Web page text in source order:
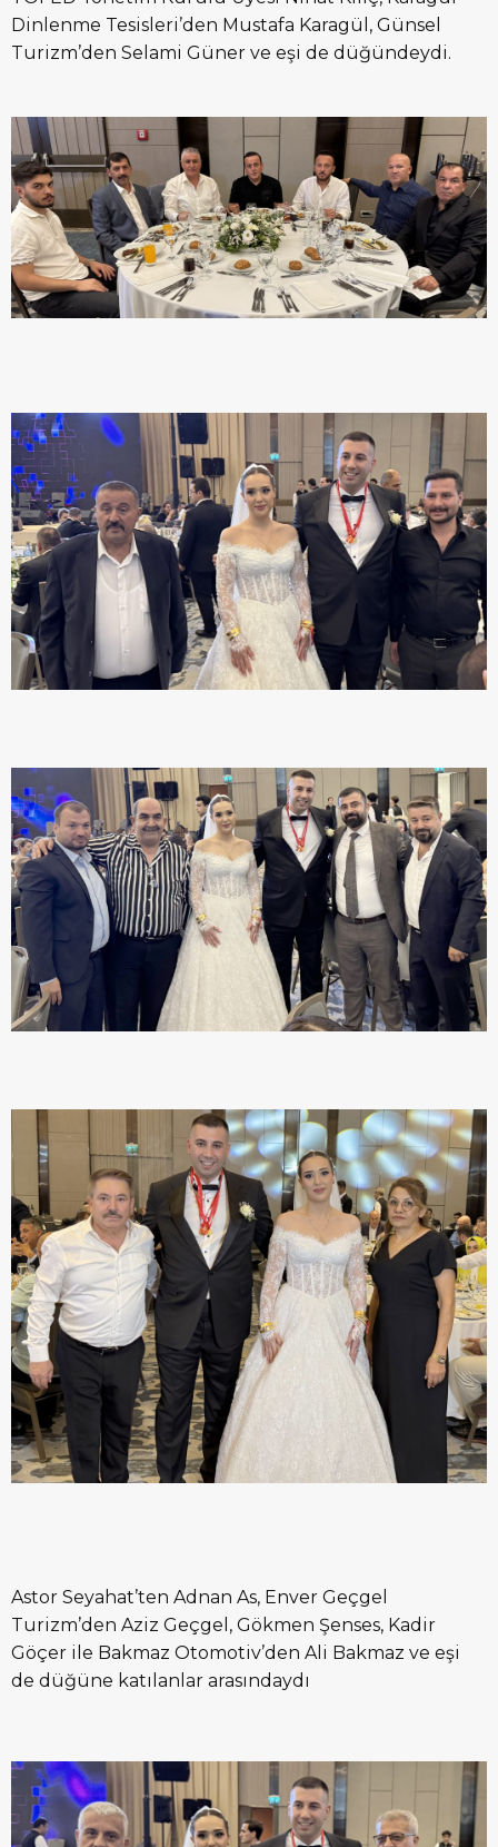
Dinlenme Tesisleri’den Mustafa Karagül, Günsel
Turizm’den Selami Güner ve eşi de düğündeydi.
Astor Seyahat’ten Adnan As, Enver Geçgel
Turizm’den Aziz Geçgel, Gökmen Şenses, Kadir
Göçer ile Bakmaz Otomotiv’den Ali Bakmaz ve eşi
de düğüne katılanlar arasındaydı